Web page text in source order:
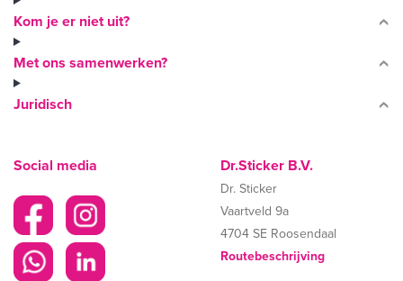
Kom je er niet uit?
Met ons samenwerken?
Juridisch
Dr.Sticker B.V.
Dr. Sticker
Vaartveld 9a
4704 SE Roosendaal
Routebeschrijving
Social media